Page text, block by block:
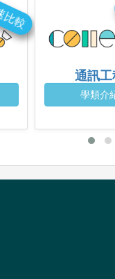
較
通訊工
學類介